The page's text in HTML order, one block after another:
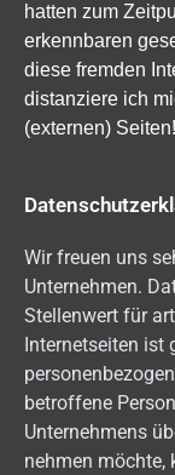
hatten zum
erkennbaren
diese fremden
distanziere ich
(externen) Seiten!
Wir freuen uns
Unternehmen.
Stellenwert für
Internetseiten ist
betroffene
Unternehmens
nehmen möchte,